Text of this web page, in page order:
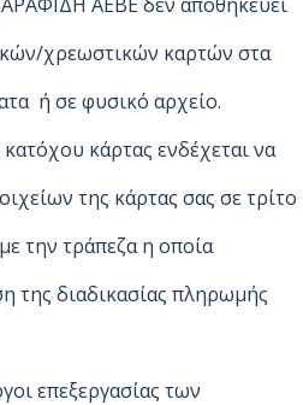
χρεωστικών καρτών στα
ή σε φυσικό αρχείο.
κάρτας ενδέχεται να
της κάρτας σας σε τρίτο
την τράπεζα η οποία
της διαδικασίας πληρωμής
επεξεργασίας των